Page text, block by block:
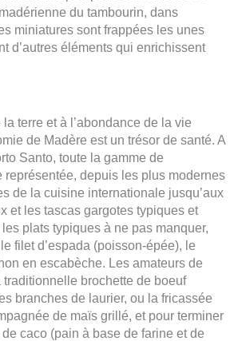
du tambourin, dans
miniatures sont frappées les unes
d’autres éléments qui enrichissent
terre et à l’abondance de la vie
de Madère est un trésor de santé. A
Santo, toute la gamme de
représentée, depuis les plus modernes
de la cuisine internationale jusqu’aux
et les tascas gargotes typiques et
plats typiques à ne pas manquer,
filet d’espada (poisson-épée), le
en escabèche. Les amateurs de
brochette de boeuf
branches de laurier, ou la fricassée
de maïs grillé, et pour terminer
caco (pain à base de farine et de